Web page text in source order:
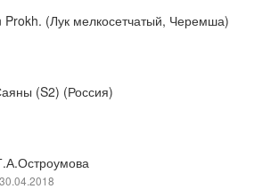
Prokh. (Лук мелкосетчатый, Черемша)
(S2) (Россия)
30.04.2018